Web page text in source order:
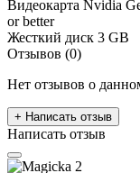
Видеокарта Nvidia
or better
Жесткий диск 3 GB
Отзывов (0)
Нет отзывов о
+ Написать отзыв
Написать отзыв